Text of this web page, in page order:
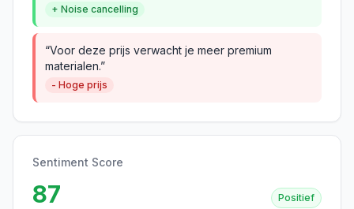
+ Noise cancelling
“Voor deze prijs verwacht je meer premium
materialen.”
- Hoge prijs
Sentiment Score
87 Positief